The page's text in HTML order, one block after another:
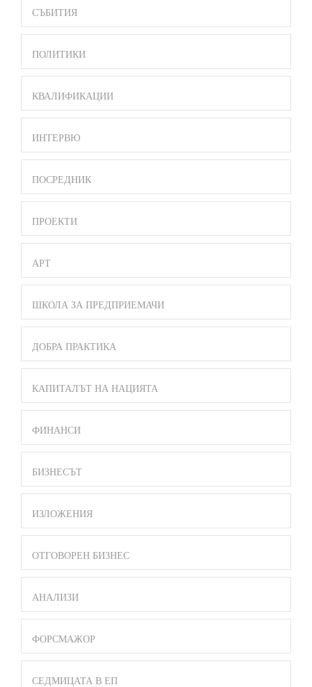
СЪБИТИЯ
ПОЛИТИКИ
КВАЛИФИКАЦИИ
ИНТЕРВЮ
ПОСРЕДНИК
ПРОЕКТИ
АРТ
ШКОЛА ЗА ПРЕДПРИЕМАЧИ
ДОБРА ПРАКТИКА
КАПИТАЛЪТ НА НАЦИЯТА
ФИНАНСИ
БИЗНЕСЪТ
ИЗЛОЖЕНИЯ
ОТГОВОРЕН БИЗНЕС
АНАЛИЗИ
ФОРСМАЖОР
СЕДМИЦАТА В ЕП